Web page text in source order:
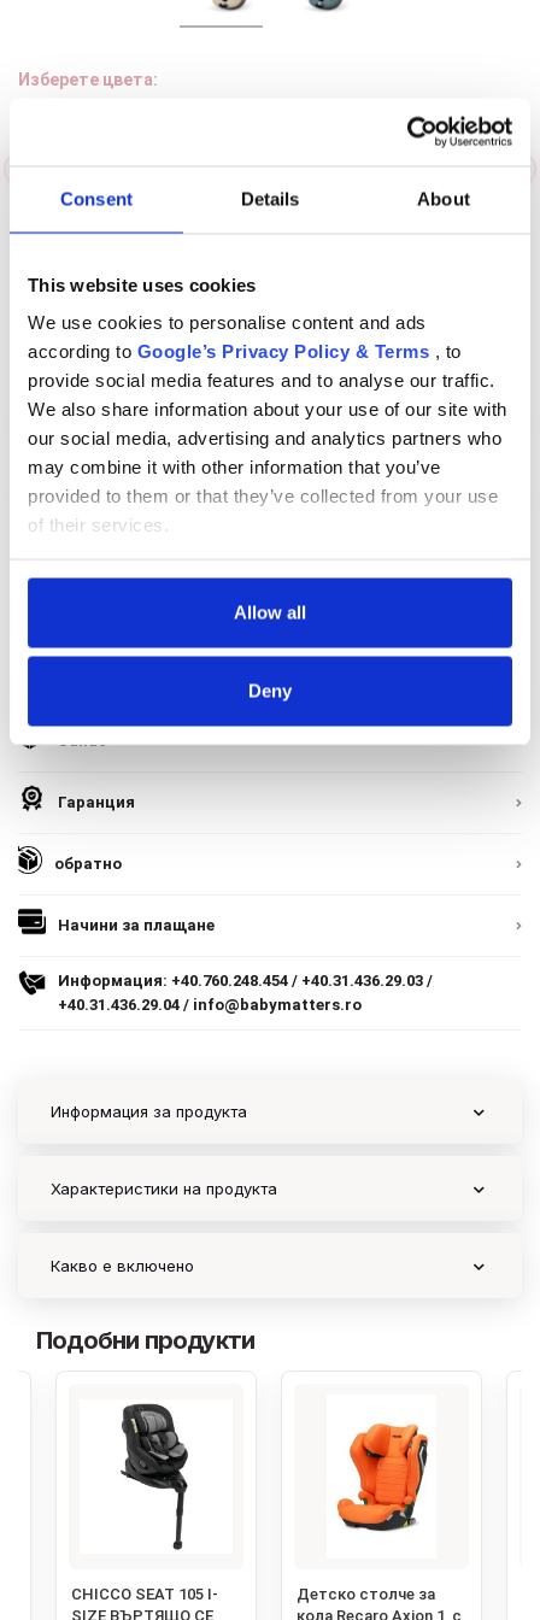
Consent Details About
This website uses cookies
We use cookies to personalise content and ads
according to Google’s Privacy Policy & Terms , to
provide social media features and to analyse our traffic.
We also share information about your use of our site with
our social media, advertising and analytics partners who
may combine it with other information that you’ve
provided to them or that they’ve collected from your use
of their services.
Allow all
Deny
БЛОГОВЕ
Шоурум
Въпроси и отговори
МАРКИ
Правила и условия
Политика за поверителност
Политика за бисквитки
Форма за връщане
ECC
Контакт
Изберете цвета:
Almond Beige Moon Black Stone Grey
С включен ДДС
Добави в кошницата
Добави в любими
Brand:
Доставка до България и Европейския съюз
Запас
Гаранция
обратно
Начини за плащане
Информация: +40.760.248.454 / +40.31.436.29.03 /
+40.31.436.29.04 / info@babymatters.ro
Информация за продукта
Характеристики на продукта
Какво е включено
Подобни продукти
CHICCO SEAT 105 I-
SIZE ВЪРТЯЩО СЕ
Детско столче за
кола Recaro Axion 1, с
Chrome cu detalii negre 3246 lei
Verde cu detalii negre 5646 lei
Adauga in cos
Куриерска доставка в България и Европейския
съюз. Всички поръчки се изпращат от Румъния,
директно до клиента.
Подробности